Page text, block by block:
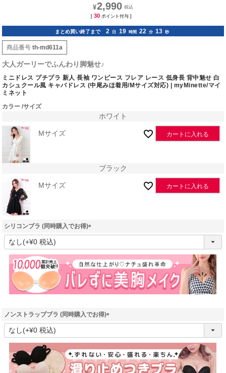
¥2,990
[ 30 ポイント付与 ]
まとめ買い終了まで 2 日 19 時間 22 分 12 秒
商品番号 th-md611a
大人ガーリーでふんわり脚魅せ♪
ミニドレス プチプラ 新人 長袖 ワンピース フレア レース 低身長 背中魅せ 白
カシュクール風 キャバドレス (中尾みほ着用/Mサイズ対応) | myMinette/マイ
ミネット
カラー サイズ
ホワイト
Mサイズ カートに入れる
ブラック
Mサイズ カートに入れる
シリコンブラ (同時購入でお得)
(
須
)
ノンストラップブラ (同時購入でお得)
(
須
)